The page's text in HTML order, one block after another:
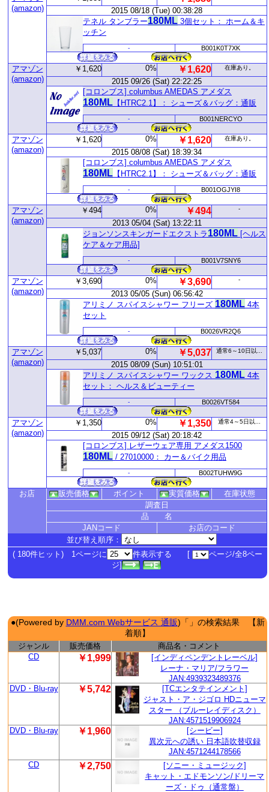
(amazon)
2015 08/18 (Tue) 00:38:28
テネル タンブラー180ML 3個セット： ホーム＆キ
ッチン
- B001K0T7XK
アマゾン
(amazon)
￥1,620 0% ￥1,620 在庫あり。
2015 09/26 (Sat) 22:22:25
[コロンブス] columbus AMEDAS アメダス
180ML 【HTRC2.1】： シューズ＆バッグ：通販
- B001NERCYO
アマゾン
(amazon)
￥1,620 0% ￥1,620 在庫あり。
2015 08/08 (Sat) 18:39:34
[コロンブス] columbus AMEDAS アメダス
180ML 【HTRC2.1】： シューズ＆バッグ：通販
- B001OGJYI8
アマゾン
(amazon)
￥494 0% ￥494 -
2013 05/04 (Sat) 13:22:11
ジョンソンスキンガードエクストラ 180ML [ヘルス
ケア＆ケア用品]
- B001V7SNY6
アマゾン
(amazon)
￥3,690 0% ￥3,690 -
2013 05/05 (Sun) 06:56:42
アリミノ スパイスシャワー フリーズ 180ML 4本
セット
- B0026VR2Q6
アマゾン
(amazon)
￥5,037 0% ￥5,037 通常6～10日以...
2015 08/09 (Sun) 10:51:01
アリミノ スパイスシャワー ワックス 180ML 4本
セット： ヘルス＆ビューティー
- B0026VT584
アマゾン
(amazon)
￥1,350 0% ￥1,350 通常4～5日以...
2015 09/12 (Sat) 20:18:42
[コロンブス] レザーウェア専用 アメダス1500
180ML / 27010000： カー＆バイク用品
- B002TUHW9G
お店 販売価格 ポイント 実質価格
在庫状態
調査日
品 名
JANコード
お店のコード
並び替え順序：
( 180件ヒット) 1ページに
件表示する [
ページ/全8ペー
ジ]
●(Powered by DMM.com Webサービス 通販)「」の検索結果 【新
着順】
ジャンル 販売価格
商品名・コメント
CD
￥1,999
[インディペンデントレーベル]
レーナ・マリア/フラワー
JAN:4939323489376
DVD・Blu-ray
￥5,742
[TCエンタテインメント]
ジャスト・ア・ジゴロ HDニューマ
スター （ブルーレイディスク）
JAN:4571519906924
DVD・Blu-ray
￥1,960
[シービー]
異次元への誘い 日本語吹替収録
JAN:4571244178566
CD
￥2,750
[ソニー・ミュージック]
キャット・エドモンソン/ドリーマ
ーズ・ドゥ（通常盤）